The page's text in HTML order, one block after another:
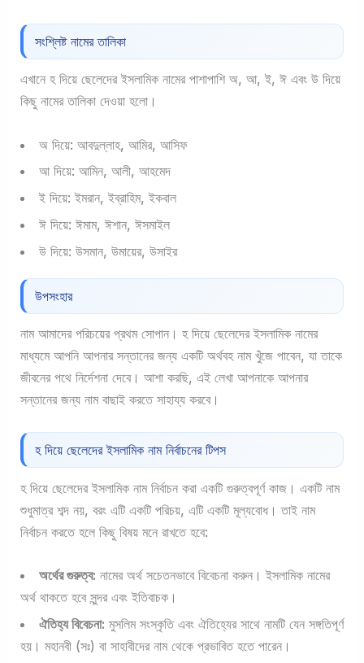
সংশ্লিষ্ট নামের তালিকা
এখানে হ দিয়ে ছেলেদের ইসলামিক নামের পাশাপাশি অ, আ, ই, ঈ এবং উ দিয়ে
কিছু নামের তালিকা দেওয়া হলো।
অ দিয়ে: আবদুল্লাহ, আমির, আসিফ
আ দিয়ে: আমিন, আলী, আহমেদ
ই দিয়ে: ইমরান, ইব্রাহিম, ইকবাল
ঈ দিয়ে: ঈমাম, ঈশান, ঈসমাইল
উ দিয়ে: উসমান, উমায়ের, উসাইর
উপসংহার
নাম আমাদের পরিচয়ের প্রথম সোপান। হ দিয়ে ছেলেদের ইসলামিক নামের
মাধ্যমে আপনি আপনার সন্তানের জন্য একটি অর্থবহ নাম খুঁজে পাবেন, যা তাকে
জীবনের পথে নির্দেশনা দেবে। আশা করছি, এই লেখা আপনাকে আপনার
সন্তানের জন্য নাম বাছাই করতে সাহায্য করবে।
হ দিয়ে ছেলেদের ইসলামিক নাম নির্বাচনের টিপস
হ দিয়ে ছেলেদের ইসলামিক নাম নির্বাচন করা একটি গুরুত্বপূর্ণ কাজ। একটি নাম
শুধুমাত্র শব্দ নয়, বরং এটি একটি পরিচয়, এটি একটি মূল্যবোধ। তাই নাম
নির্বাচন করতে হলে কিছু বিষয় মনে রাখতে হবে:
অর্থের গুরুত্ব: নামের অর্থ সচেতনভাবে বিবেচনা করুন। ইসলামিক নামের
অর্থ থাকতে হবে সুন্দর এবং ইতিবাচক।
ঐতিহ্য বিবেচনা: মুসলিম সংস্কৃতি এবং ঐতিহ্যের সাথে নামটি যেন সঙ্গতিপূর্ণ
হয়। মহানবী (সঃ) বা সাহাবীদের নাম থেকে প্রভাবিত হতে পারেন।